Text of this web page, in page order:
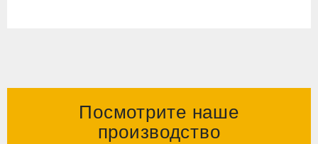
Посмотрите наше
производство